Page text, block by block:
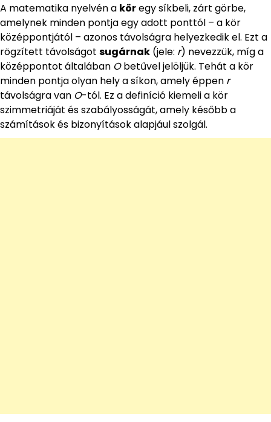
A matematika nyelvén a köregy síkbeli, zárt görbe,
amelynek minden pontja egy adott ponttól – a kör
középpontjától – azonos távolságra helyezkedik el. Ezt a
rögzített távolságot sugárnak (jele: r) nevezzük, míg a
középpontot általában Obetűvel jelöljük. Tehát a kör
minden pontja olyan hely a síkon, amely éppen r
távolságra van O-tól. Ez a definíció kiemeli a kör
szimmetriáját és szabályosságát, amely később a
számítások és bizonyítások alapjául szolgál.